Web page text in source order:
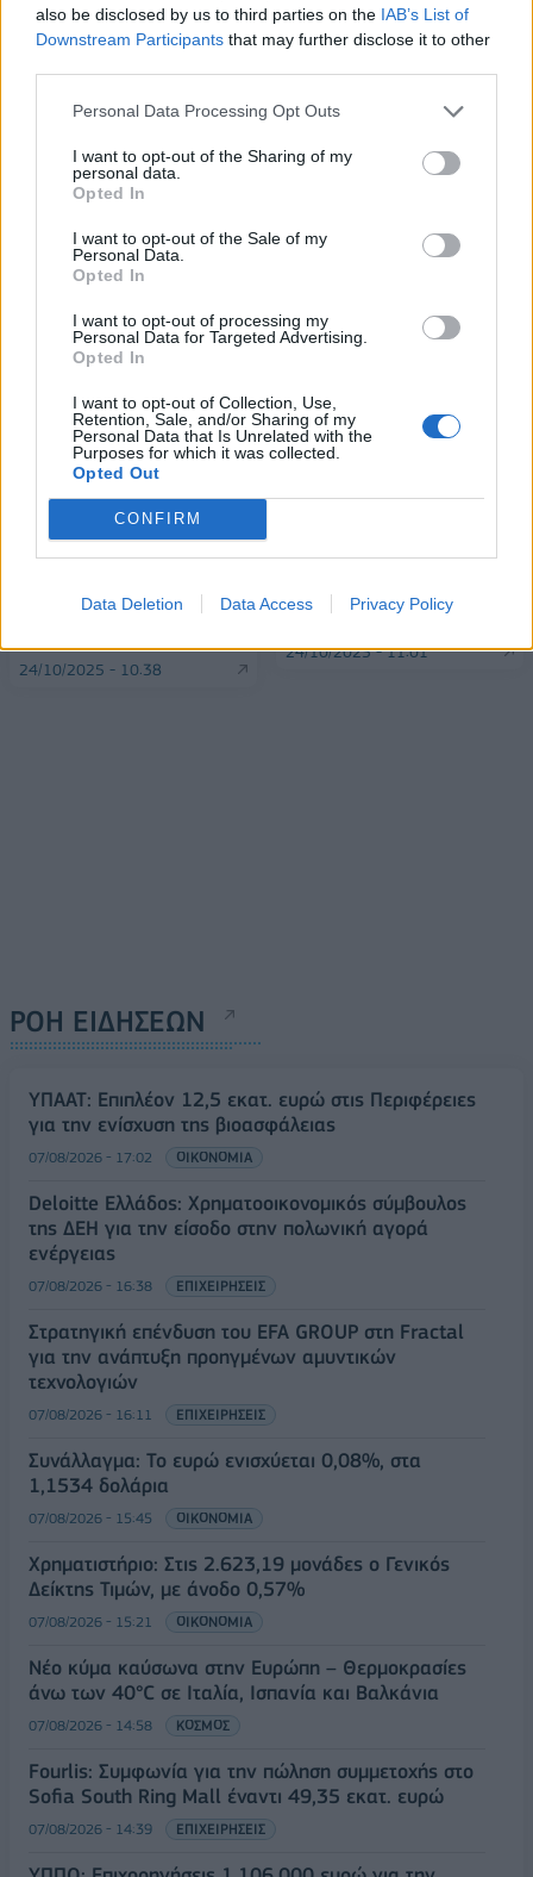
also be disclosed by us to third parties on the IAB’s List of
Downstream Participants that may further disclose it to other
Personal Data Processing Opt Outs
I want to opt-out of the Sharing of my
personal data.
Opted In
I want to opt-out of the Sale of my
Personal Data.
Opted In
I want to opt-out of processing my
Personal Data for Targeted Advertising.
Opted In
I want to opt-out of Collection, Use,
Retention, Sale, and/or Sharing of my
Personal Data that Is Unrelated with the
Purposes for which it was collected.
Opted Out
CONFIRM
Data Deletion Data Access Privacy Policy
18η συνεχόμενη χρονιά για τον ΟΤΕ στη διεθνή σειρά δεικτών
Alpha Bank: Για πρώτη φορά το Αρχαίο Θέατρο Επιδαύρου άνοιξε τις
ΠΕΡΙΣΣΌΤΕΡΑ ΣΕ ΑΥΤΉ ΤΗΝ ΚΑΤΗΓΟΡΊΑ
τάσεις στην έναρξη των
24/10/2025 - 10:38
ενισχύεται 0,05%, στα
1,1622 δολάρια
24/10/2025 - 11:01
ΡΟΗ ΕΙΔΗΣΕΩΝ
ΥΠΑΑΤ: Επιπλέον 12,5 εκατ. ευρώ στις Περιφέρειες
για την ενίσχυση της βιοασφάλειας
07/08/2026 - 17:02 ΟΙΚΟΝΟΜΙΑ
Deloitte Ελλάδος: Χρηματοοικονομικός σύμβουλος
της ΔΕΗ για την είσοδο στην πολωνική αγορά
ενέργειας
07/08/2026 - 16:38 ΕΠΙΧΕΙΡΗΣΕΙΣ
Στρατηγική επένδυση του EFA GROUP στη Fractal
για την ανάπτυξη προηγμένων αμυντικών
τεχνολογιών
07/08/2026 - 16:11 ΕΠΙΧΕΙΡΗΣΕΙΣ
Συνάλλαγμα: Το ευρώ ενισχύεται 0,08%, στα
1,1534 δολάρια
07/08/2026 - 15:45 ΟΙΚΟΝΟΜΙΑ
Χρηματιστήριο: Στις 2.623,19 μονάδες ο Γενικός
Δείκτης Τιμών, με άνοδο 0,57%
07/08/2026 - 15:21 ΟΙΚΟΝΟΜΙΑ
Νέο κύμα καύσωνα στην Ευρώπη – Θερμοκρασίες
άνω των 40°C σε Ιταλία, Ισπανία και Βαλκάνια
07/08/2026 - 14:58 ΚΟΣΜΟΣ
Fourlis: Συμφωνία για την πώληση συμμετοχής στο
Sofia South Ring Mall έναντι 49,35 εκατ. ευρώ
07/08/2026 - 14:39 ΕΠΙΧΕΙΡΗΣΕΙΣ